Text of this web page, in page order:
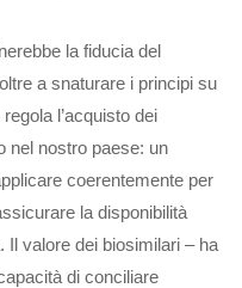
la fiducia del
a snaturare i principi su
l’acquisto dei
nel nostro paese: un
coerentemente per
la disponibilità
Il valore dei biosimilari – ha
di conciliare